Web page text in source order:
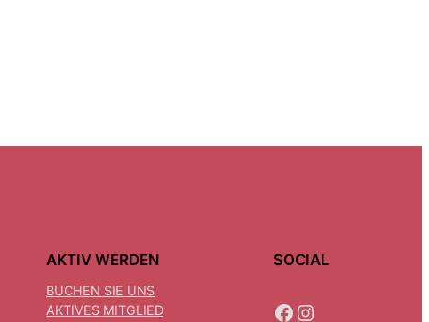
AKTIV WERDEN
BUCHEN SIE UNS
AKTIVES MITGLIED
SOCIAL
FACEBOOK INSTAGRAM